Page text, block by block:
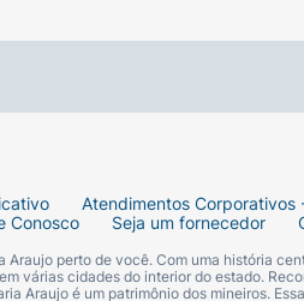
Atendimentos Corporativos
Conosco Seja um fornecedor
Araujo perto de você. Com uma história
várias cidades do interior do estado.
Araujo é um patrimônio dos mineiros.